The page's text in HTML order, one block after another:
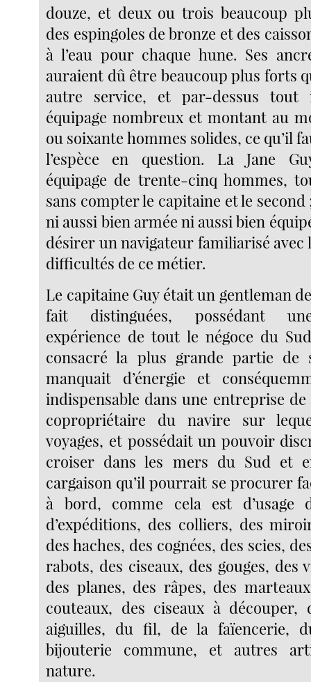
douze, et deux ou trois beaucoup
des espingoles de bronze et des
à l’eau pour chaque hune. Ses
auraient dû être beaucoup plus forts
autre service, et par-dessus
équipage nombreux et montant au
ou soixante hommes solides, ce qu’il
l’espèce en question. La Jane
équipage de trente-cinq hommes,
sans compter le capitaine et le second
ni aussi bien armée ni aussi bien
désirer un navigateur familiarisé avec
difficultés de ce métier.
Le capitaine Guy était un gentleman
fait distinguées, possédant
expérience de tout le négoce du
consacré la plus grande partie
manquait d’énergie et
indispensable dans une entreprise
copropriétaire du navire sur
voyages, et possédait un pouvoir
croiser dans les mers du Sud et
cargaison qu’il pourrait se procurer
à bord, comme cela est d’usage
d’expéditions, des colliers, des
des haches, des cognées, des scies,
rabots, des ciseaux, des gouges, des
des planes, des râpes, des
couteaux, des ciseaux à découper,
aiguilles, du fil, de la faïencerie,
bijouterie commune, et autres
nature.